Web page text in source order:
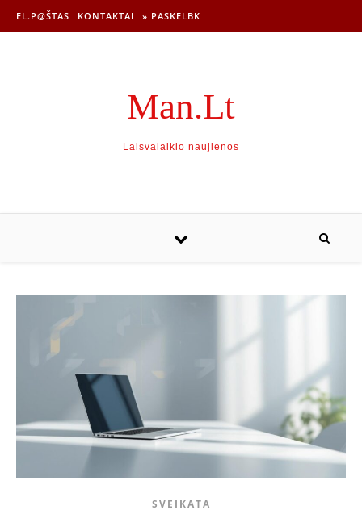
EL.P@ŠTAS KONTAKTAI » PASKELBK
Man.Lt
Laisvalaikio naujienos
SVEIKATA